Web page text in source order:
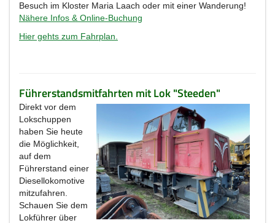
Besuch im Kloster Maria Laach oder mit einer Wanderung!
Nähere Infos & Online-Buchung
Hier gehts zum Fahrplan.
Führerstandsmitfahrten mit Lok "Steeden"
Direkt vor dem
Lokschuppen
haben Sie heute
die Möglichkeit,
auf dem
Führerstand einer
Diesellokomotive
mitzufahren.
Schauen Sie dem
Lokführer über